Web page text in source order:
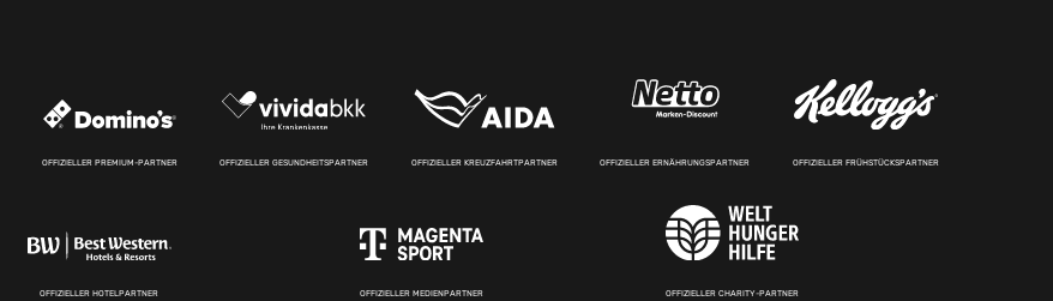
OFFIZIELLER PREMIUM-PARTNER OFFIZIELLER GESUNDHEITSPARTNER OFFIZIELLER KREUZFAHRTPARTNER OFFIZIELLER ERNÄHRUNGSPARTNER OFFIZIELLER FRÜHSTÜCKSPARTNER
OFFIZIELLER HOTELPARTNER OFFIZIELLER MEDIENPARTNER OFFIZIELLER CHARITY-PARTNER